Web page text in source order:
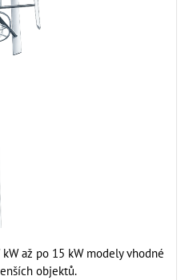
kW až po 15 kW modely vhodné
objektů.